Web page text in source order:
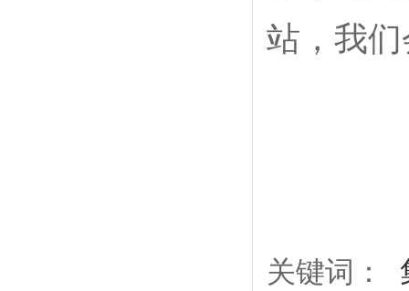
站，我
关键词：